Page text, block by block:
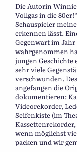
Die Autorin
Vollgas in die
Schauspieler
erkennen lässt.
Gegenwart im
wahrgenommen
jungen Geschichte
sehr viele
verschwunden.
angefangen die
dokumentieren:
Videorekorder,
Seifenkiste (im
wenn möglichst
packen und wir